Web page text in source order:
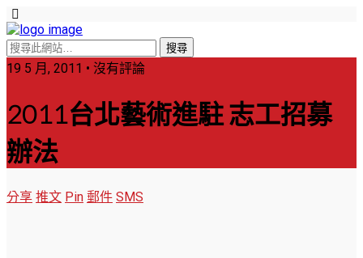
19 5 月, 2011 • 沒有評論
2011台北藝術進駐 志工招募
辦法
分享 推文 Pin 郵件 SMS